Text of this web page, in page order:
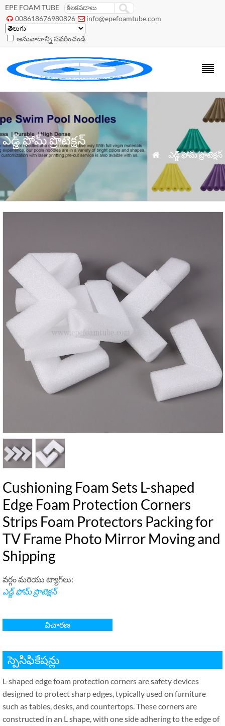
EPE FOAM TUBE
 008618676980826  info@epefoamtube.com
అనువాదాన్ని సవరించండి
ఎడ్జ్ ఫోమ్ ప్రొటెక్షన్
 ఎడ్జ్ ఫోమ్ ప్రొటెక్షన్
Cushioning Foam Sets L-shaped
Edge Foam Protection Corners
Strips Foam Protectors Packing for
TV Frame Photo Mirror Moving and
Shipping
వర్గం మరియు ట్యాగ్‌లు:
ఎడ్జ్ ఫోమ్ ప్రొటెక్షన్
విచారణ
స్పెసిఫికేషన్లు
L-shaped edge foam protection corners are safety devices
designed to protect sharp edges,typically used on furniture
such as tables,desks,and countertops.These corners are
constructed in an L shape,with one side adhering to the edge of